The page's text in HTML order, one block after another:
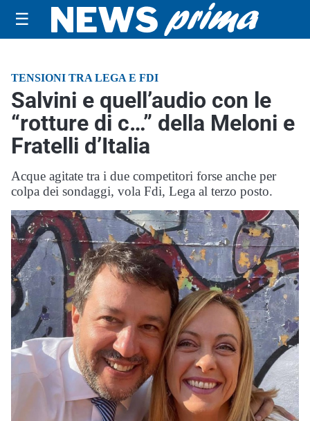
☰
TENSIONI TRA LEGA E FDI
Salvini e quell’audio con le
“rotture di c…” della Meloni e
Fratelli d’Italia
Acque agitate tra i due competitori forse anche per
colpa dei sondaggi, vola Fdi, Lega al terzo posto.